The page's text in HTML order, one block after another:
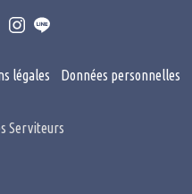
légales Données personnelles
Serviteurs